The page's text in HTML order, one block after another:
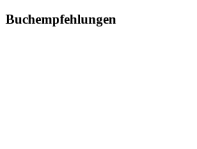
Buchempfehlungen